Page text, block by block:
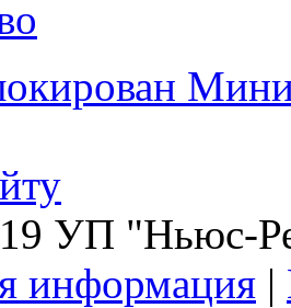
УП "Ньюс-
информация |